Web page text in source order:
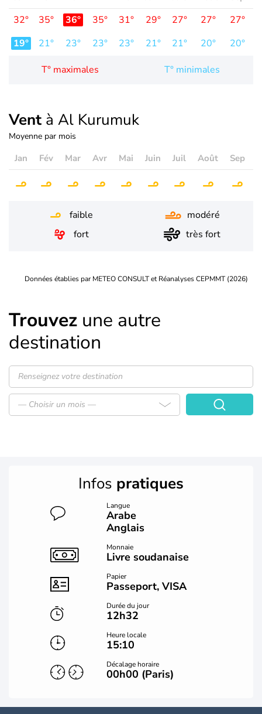
32° 35° 36° 35° 31° 29° 27° 27° 27°
19°
21° 23° 23° 23° 21° 21° 20° 20°
T° maximales T° minimales
Vent à Al Kurumuk
Moyenne par mois
Jan Fév Mar Avr Mai Juin Juil Août Sep
faible
modéré
fort
très fort
Données établies par METEO CONSULT et Réanalyses CEPMMT (2026)
Trouvez une autre
destination
— Choisir un mois —
Infos pratiques
Langue
Arabe
Anglais
Monnaie
Livre soudanaise
Papier
Passeport, VISA
Durée du jour
12h32
Heure locale
15:10
Décalage horaire
00h00 (Paris)